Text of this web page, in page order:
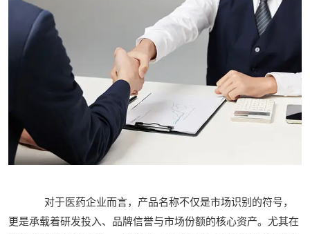
对于医药企业而言，产品名称不仅是市场识别的符号，
更是承载着研发投入、品牌信誉与市场份额的核心资产。尤其在